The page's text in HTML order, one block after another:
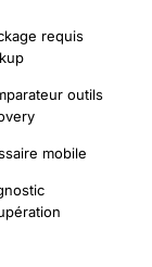
requis
outils
mobile